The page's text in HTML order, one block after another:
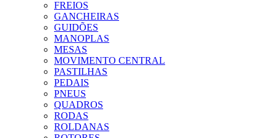
FREIOS
GANCHEIRAS
GUIDÕES
MANOPLAS
MESAS
MOVIMENTO CENTRAL
PASTILHAS
PEDAIS
PNEUS
QUADROS
RODAS
ROLDANAS